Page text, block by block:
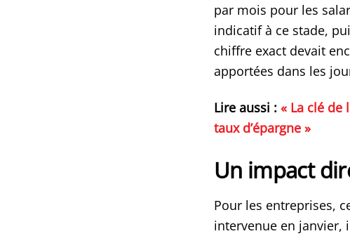
par mois pour les
indicatif à ce stade,
chiffre exact devait
apportées dans les
Lire aussi : « La clé de
taux d’épargne »
Un impact
Pour les entreprises,
intervenue en janvier,